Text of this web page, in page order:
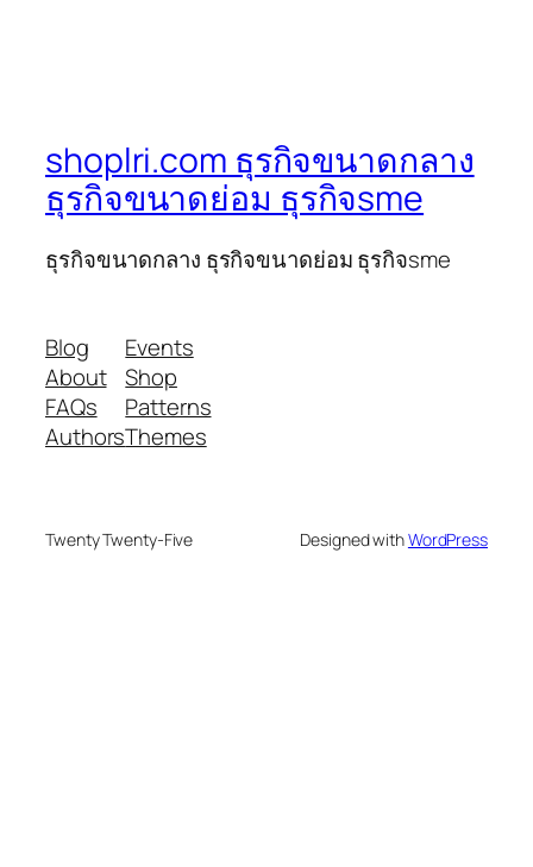
shoplri.com ธุรกิจขนาดกลาง
ธุรกิจขนาดย่อม ธุรกิจsme
ธุรกิจขนาดกลาง ธุรกิจขนาดย่อม ธุรกิจsme
Blog
About
FAQs
Authors
Events
Shop
Patterns
Themes
Twenty Twenty-Five Designed withWordPress